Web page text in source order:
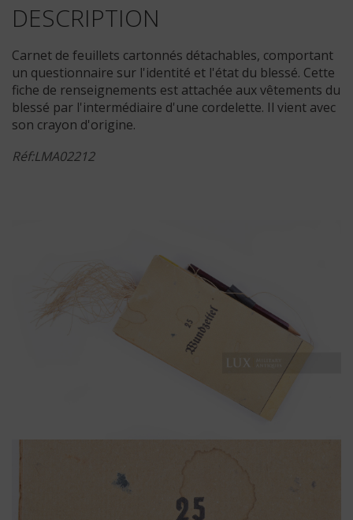
DESCRIPTION
Carnet de feuillets cartonnés détachables, comportant
un questionnaire sur l'identité et l'état du blessé. Cette
fiche de renseignements est attachée aux vêtements du
blessé par l'intermédiaire d'une cordelette. Il vient avec
son crayon d'origine.
Réf:LMA02212